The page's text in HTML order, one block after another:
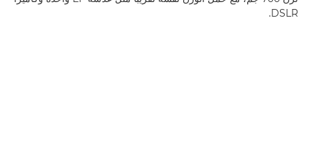
DSLR.